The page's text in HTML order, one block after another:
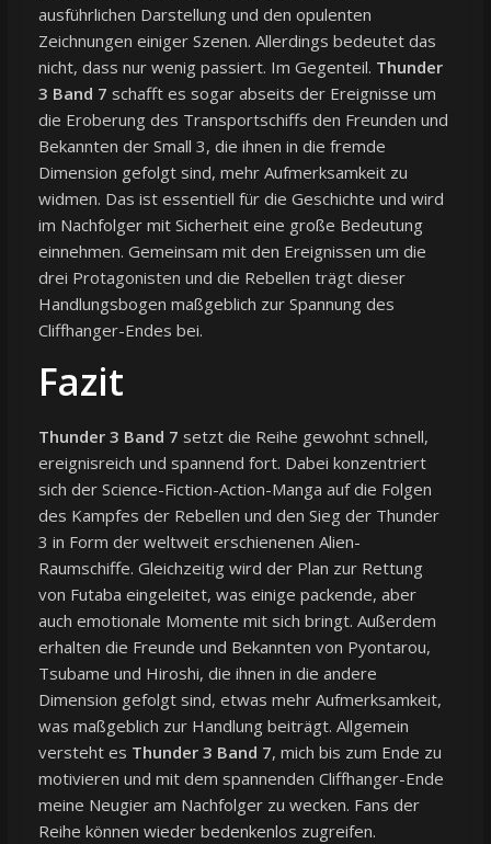
ausführlichen Darstellung und den opulenten
Zeichnungen einiger Szenen. Allerdings bedeutet das
nicht, dass nur wenig passiert. Im Gegenteil. Thunder
3 Band 7 schafft es sogar abseits der Ereignisse um
die Eroberung des Transportschiffs den Freunden und
Bekannten der Small 3, die ihnen in die fremde
Dimension gefolgt sind, mehr Aufmerksamkeit zu
widmen. Das ist essentiell für die Geschichte und wird
im Nachfolger mit Sicherheit eine große Bedeutung
einnehmen. Gemeinsam mit den Ereignissen um die
drei Protagonisten und die Rebellen trägt dieser
Handlungsbogen maßgeblich zur Spannung des
Cliffhanger-Endes bei.
Fazit
Thunder 3 Band 7 setzt die Reihe gewohnt schnell,
ereignisreich und spannend fort. Dabei konzentriert
sich der Science-Fiction-Action-Manga auf die Folgen
des Kampfes der Rebellen und den Sieg der Thunder
3 in Form der weltweit erschienenen Alien-
Raumschiffe. Gleichzeitig wird der Plan zur Rettung
von Futaba eingeleitet, was einige packende, aber
auch emotionale Momente mit sich bringt. Außerdem
erhalten die Freunde und Bekannten von Pyontarou,
Tsubame und Hiroshi, die ihnen in die andere
Dimension gefolgt sind, etwas mehr Aufmerksamkeit,
was maßgeblich zur Handlung beiträgt. Allgemein
versteht es Thunder 3 Band 7, mich bis zum Ende zu
motivieren und mit dem spannenden Cliffhanger-Ende
meine Neugier am Nachfolger zu wecken. Fans der
Reihe können wieder bedenkenlos zugreifen.